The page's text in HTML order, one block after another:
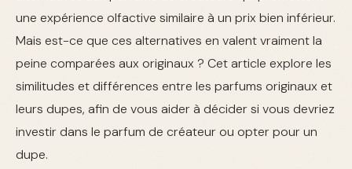
une expérience olfactive similaire à un prix bien inférieur.
Mais est-ce que ces alternatives en valent vraiment la
peine comparées aux originaux ? Cet article explore les
similitudes et différences entre les parfums originaux et
leurs dupes, afin de vous aider à décider si vous devriez
investir dans le parfum de créateur ou opter pour un
dupe.